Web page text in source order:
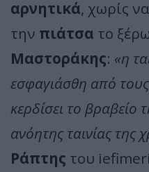
αρνητικά, χωρίς
την πιάτσα το
Μαστοράκης: «η
εσφαγιάσθη από τους
κερδίσει το βραβείο
ανόητης ταινίας της
Ράπτης του